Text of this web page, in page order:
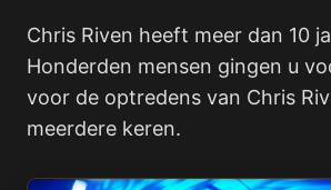
Chris Riven heeft meer dan 10
Honderden mensen gingen u
voor de optredens van Chris
meerdere keren.